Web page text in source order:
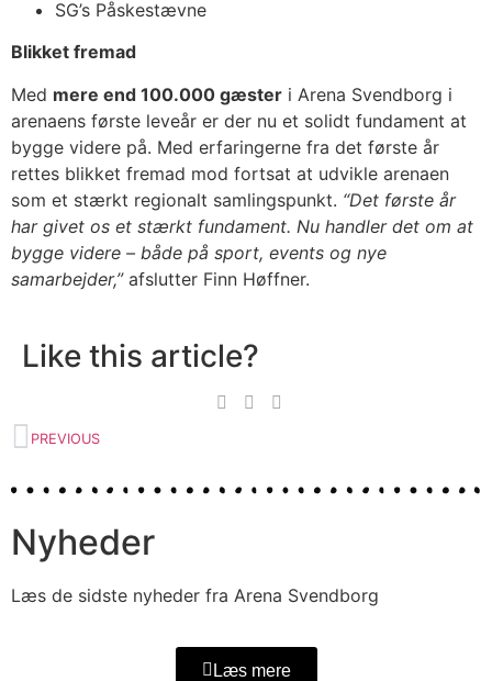
SG’s Påskestævne
Blikket fremad
Med mere end 100.000 gæster i Arena Svendborg i
arenaens første leveår er der nu et solidt fundament at
bygge videre på. Med erfaringerne fra det første år
rettes blikket fremad mod fortsat at udvikle arenaen
som et stærkt regionalt samlingspunkt. “Det første år
har givet os et stærkt fundament. Nu handler det om at
bygge videre – både på sport, events og nye
samarbejder,”afslutter Finn Høffner.
Like this article?
PREVIOUS
Nyheder
Læs de sidste nyheder fra Arena Svendborg
Læs mere